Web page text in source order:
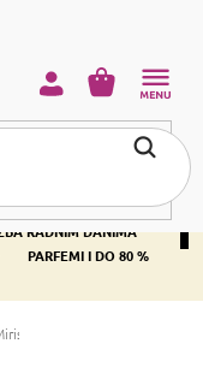
•
400+ SVJETSKI
RADNIM DANIMA
PARFEMI I DO 80 %
KOŠARICA
vrećica 30 g